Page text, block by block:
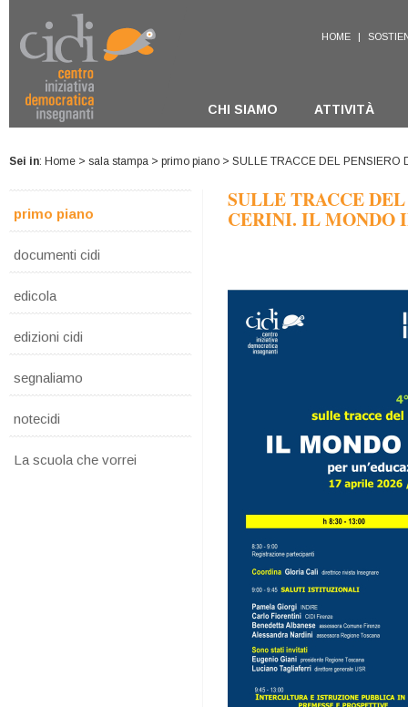
HOME |
CHI SIAMO ATTIVITÀ
Sei in: Home > sala stampa > primo piano > SULLE TRACCE DEL PENSIERO
primo piano
documenti cidi
edicola
edizioni cidi
segnaliamo
notecidi
La scuola che vorrei
SULLE TRACCE
CERINI. IL MONDO